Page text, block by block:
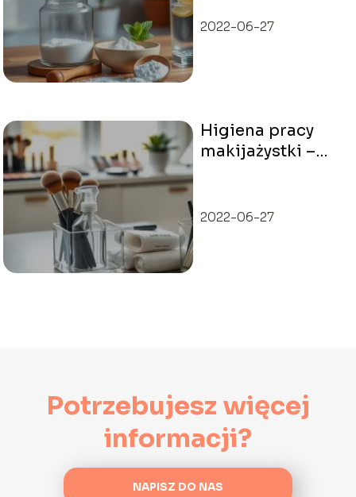
zastosowanie
2022-06-27
Higiena pracy
makijażystki –
porady
2022-06-27
Potrzebujesz więcej
informacji?
NAPISZ DO NAS